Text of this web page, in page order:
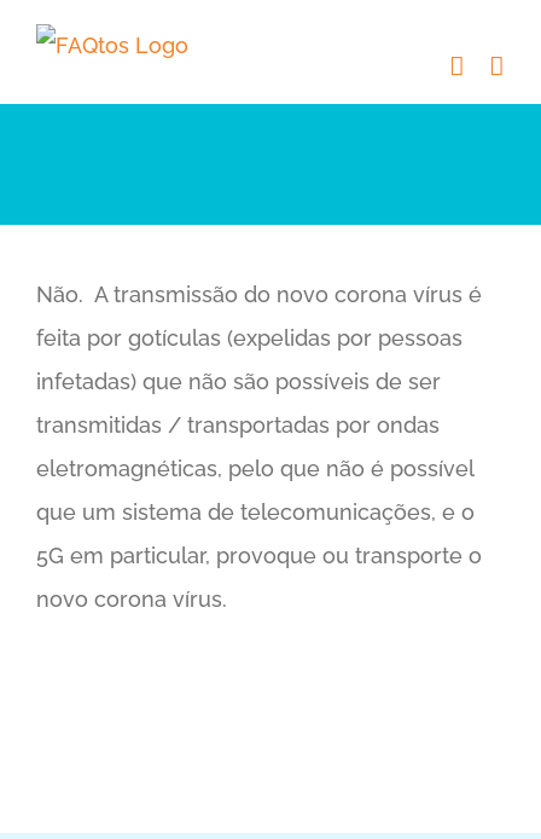
Skip
content
Não. A transmissão do novo corona vírus é
feita por gotículas (expelidas por pessoas
infetadas) que não são possíveis de ser
transmitidas / transportadas por ondas
eletromagnéticas, pelo que não é possível
que um sistema de telecomunicações, e o
5G em particular, provoque ou transporte o
novo corona vírus.